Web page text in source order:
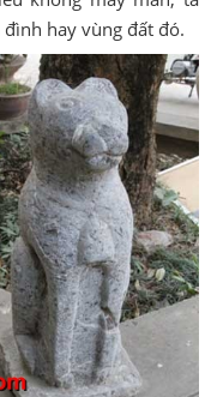
hay vùng đất đó.